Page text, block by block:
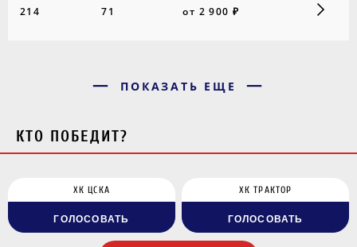
214 71 от 2 900 ₽
ПОКАЗАТЬ ЕЩЕ
КТО ПОБЕДИТ?
ХК ЦСКА
ГОЛОСОВАТЬ
ХК ТРАКТОР
ГОЛОСОВАТЬ